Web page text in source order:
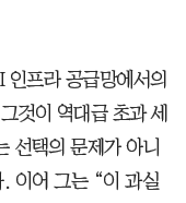
프라 공급망에서의
것이 역대급 초과 세
선택의 문제가 아니
이어 그는 “이 과실